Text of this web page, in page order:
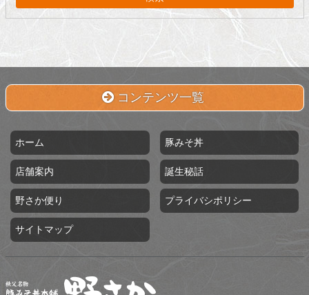
コンテンツ一覧
ホーム 豚みそ丼
店舗案内 誕生秘話
野さか便り プライバシポリシー
サイトマップ